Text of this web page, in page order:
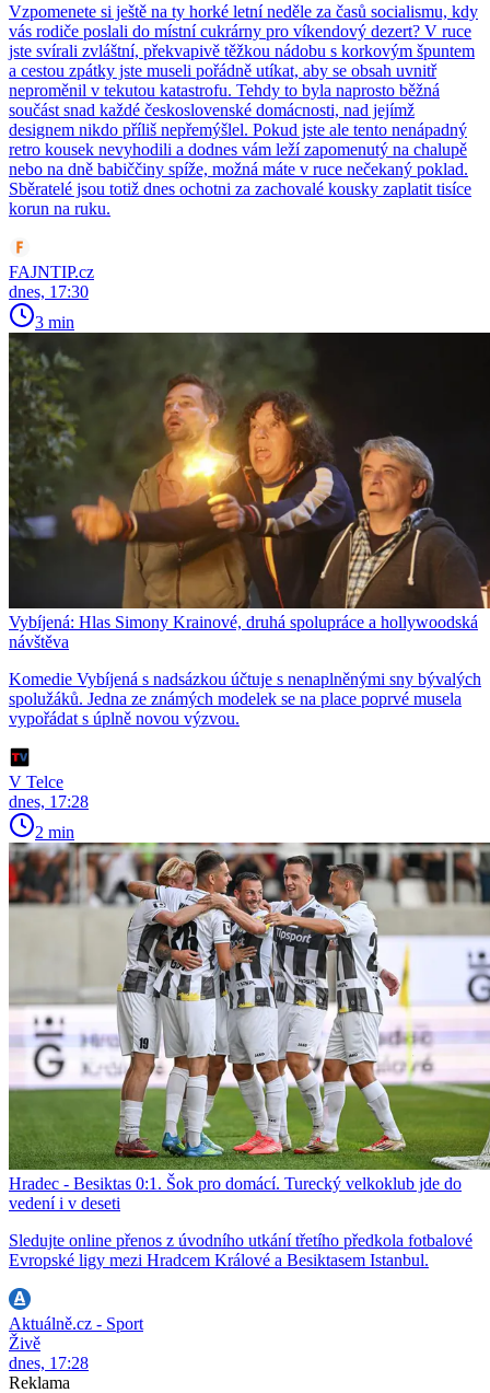
Vzpomenete si ještě na ty horké letní neděle za časů socialismu, kdy
vás rodiče poslali do místní cukrárny pro víkendový dezert? V ruce
jste svírali zvláštní, překvapivě těžkou nádobu s korkovým špuntem
a cestou zpátky jste museli pořádně utíkat, aby se obsah uvnitř
neproměnil v tekutou katastrofu. Tehdy to byla naprosto běžná
součást snad každé československé domácnosti, nad jejímž
designem nikdo příliš nepřemýšlel. Pokud jste ale tento nenápadný
retro kousek nevyhodili a dodnes vám leží zapomenutý na chalupě
nebo na dně babiččiny spíže, možná máte v ruce nečekaný poklad.
Sběratelé jsou totiž dnes ochotni za zachovalé kousky zaplatit tisíce
korun na ruku.
FAJNTIP.cz
dnes, 17:30
3 min
Vybíjená: Hlas Simony Krainové, druhá spolupráce a hollywoodská
návštěva
Komedie Vybíjená s nadsázkou účtuje s nenaplněnými sny bývalých
spolužáků. Jedna ze známých modelek se na place poprvé musela
vypořádat s úplně novou výzvou.
V Telce
dnes, 17:28
2 min
Hradec - Besiktas 0:1. Šok pro domácí. Turecký velkoklub jde do
vedení i v deseti
Sledujte online přenos z úvodního utkání třetího předkola fotbalové
Evropské ligy mezi Hradcem Králové a Besiktasem Istanbul.
Aktuálně.cz - Sport
Živě
dnes, 17:28
Reklama